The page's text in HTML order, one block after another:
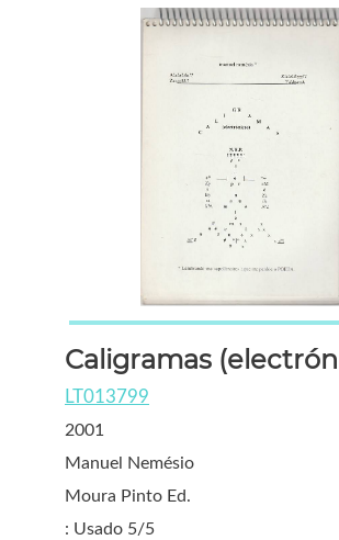
Caligramas
LT013799
2001
Manuel Nemésio
Moura Pinto Ed.
: Usado 5/5